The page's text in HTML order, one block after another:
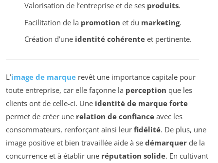
Valorisation de l’entreprise et de ses produits.
Facilitation de la promotion et du marketing.
Création d’une identité cohérenteet pertinente.
L’image de marque revêt une importance capitale pour
toute entreprise, car elle façonne la perception que les
clients ont de celle-ci. Une identité de marque forte
permet de créer une relation de confiance avec les
consommateurs, renforçant ainsi leur fidélité. De plus, une
image positive et bien travaillée aide à se démarquer de la
concurrence et à établir une réputation solide. En cultivant